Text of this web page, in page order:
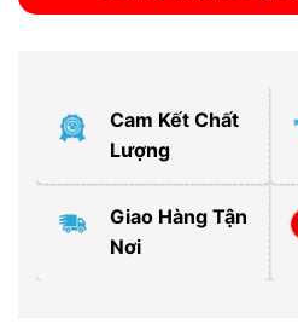
Cam Kết Chất
Lượng
Giao Hàng Tận
Nơi